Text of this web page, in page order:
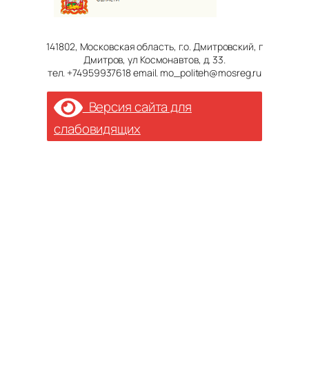
141802, Московская область, г.о. Дмитровский, г
Дмитров, ул Космонавтов, д. 33.
тел. +74959937618 email. mo_politeh@mosreg.ru
Версия сайта для
слабовидящих